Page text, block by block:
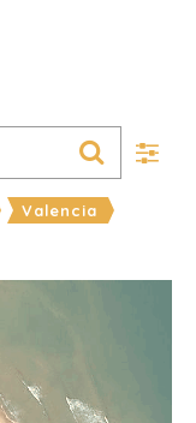
Valencia